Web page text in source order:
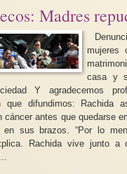
Madres
mujeres
casa y
profundamente esta
Rachida asume que hubiese
cáncer antes que quedarse
en sus brazos. “Por lo
Rachida vive junto a